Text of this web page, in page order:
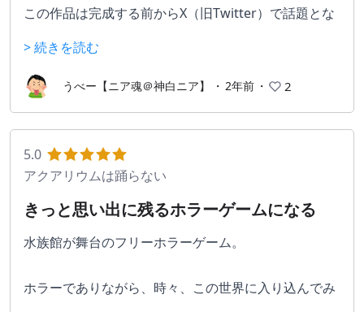
この作品は完成する前からX（旧Twitter）で話題とな
この作品は5人で制作を始めたのに4人がいなくなり残
されたホラーゲーム嫌いの作者様が1人で8年かけて完
成させました。
徐々に公開されていくゲーム画面に高まる期待、実際
にプレイしてみると期待以上！
私が特におすすめなのはBGMです。BGMの良いゲー
令和の時代に現れた名作ホラーゲームをぜひプレイし
てみてください。
> 続きを読む
うべー【ニア魂＠神白ニア】 ・ 2年前 ・ 2
5.0
アクアリウムは踊らない
きっと思い出に残るホラーゲームになる
水族館が舞台のフリーホラーゲーム。
ホラーでありながら、時々、この世界に入り込んでみ